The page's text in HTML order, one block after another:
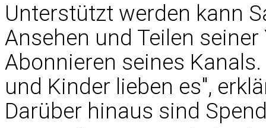
Unterstützt werden kann
Ansehen und Teilen
Abonnieren seines
und Kinder lieben es",
Darüber hinaus sind